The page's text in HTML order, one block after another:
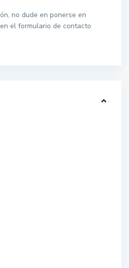
no dude en ponerse en
el formulario de contacto